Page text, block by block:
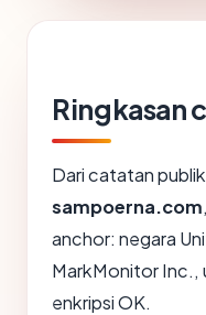
Ringkasan
Dari catatan
sampoerna.com
anchor: negara
MarkMonitor Inc.,
enkripsi OK.